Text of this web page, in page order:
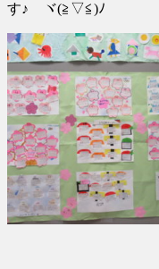
す♪ ヾ(≧▽≦)ﾉ